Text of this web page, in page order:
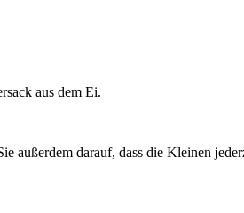
aus dem Ei.
außerdem darauf, dass die Kleinen